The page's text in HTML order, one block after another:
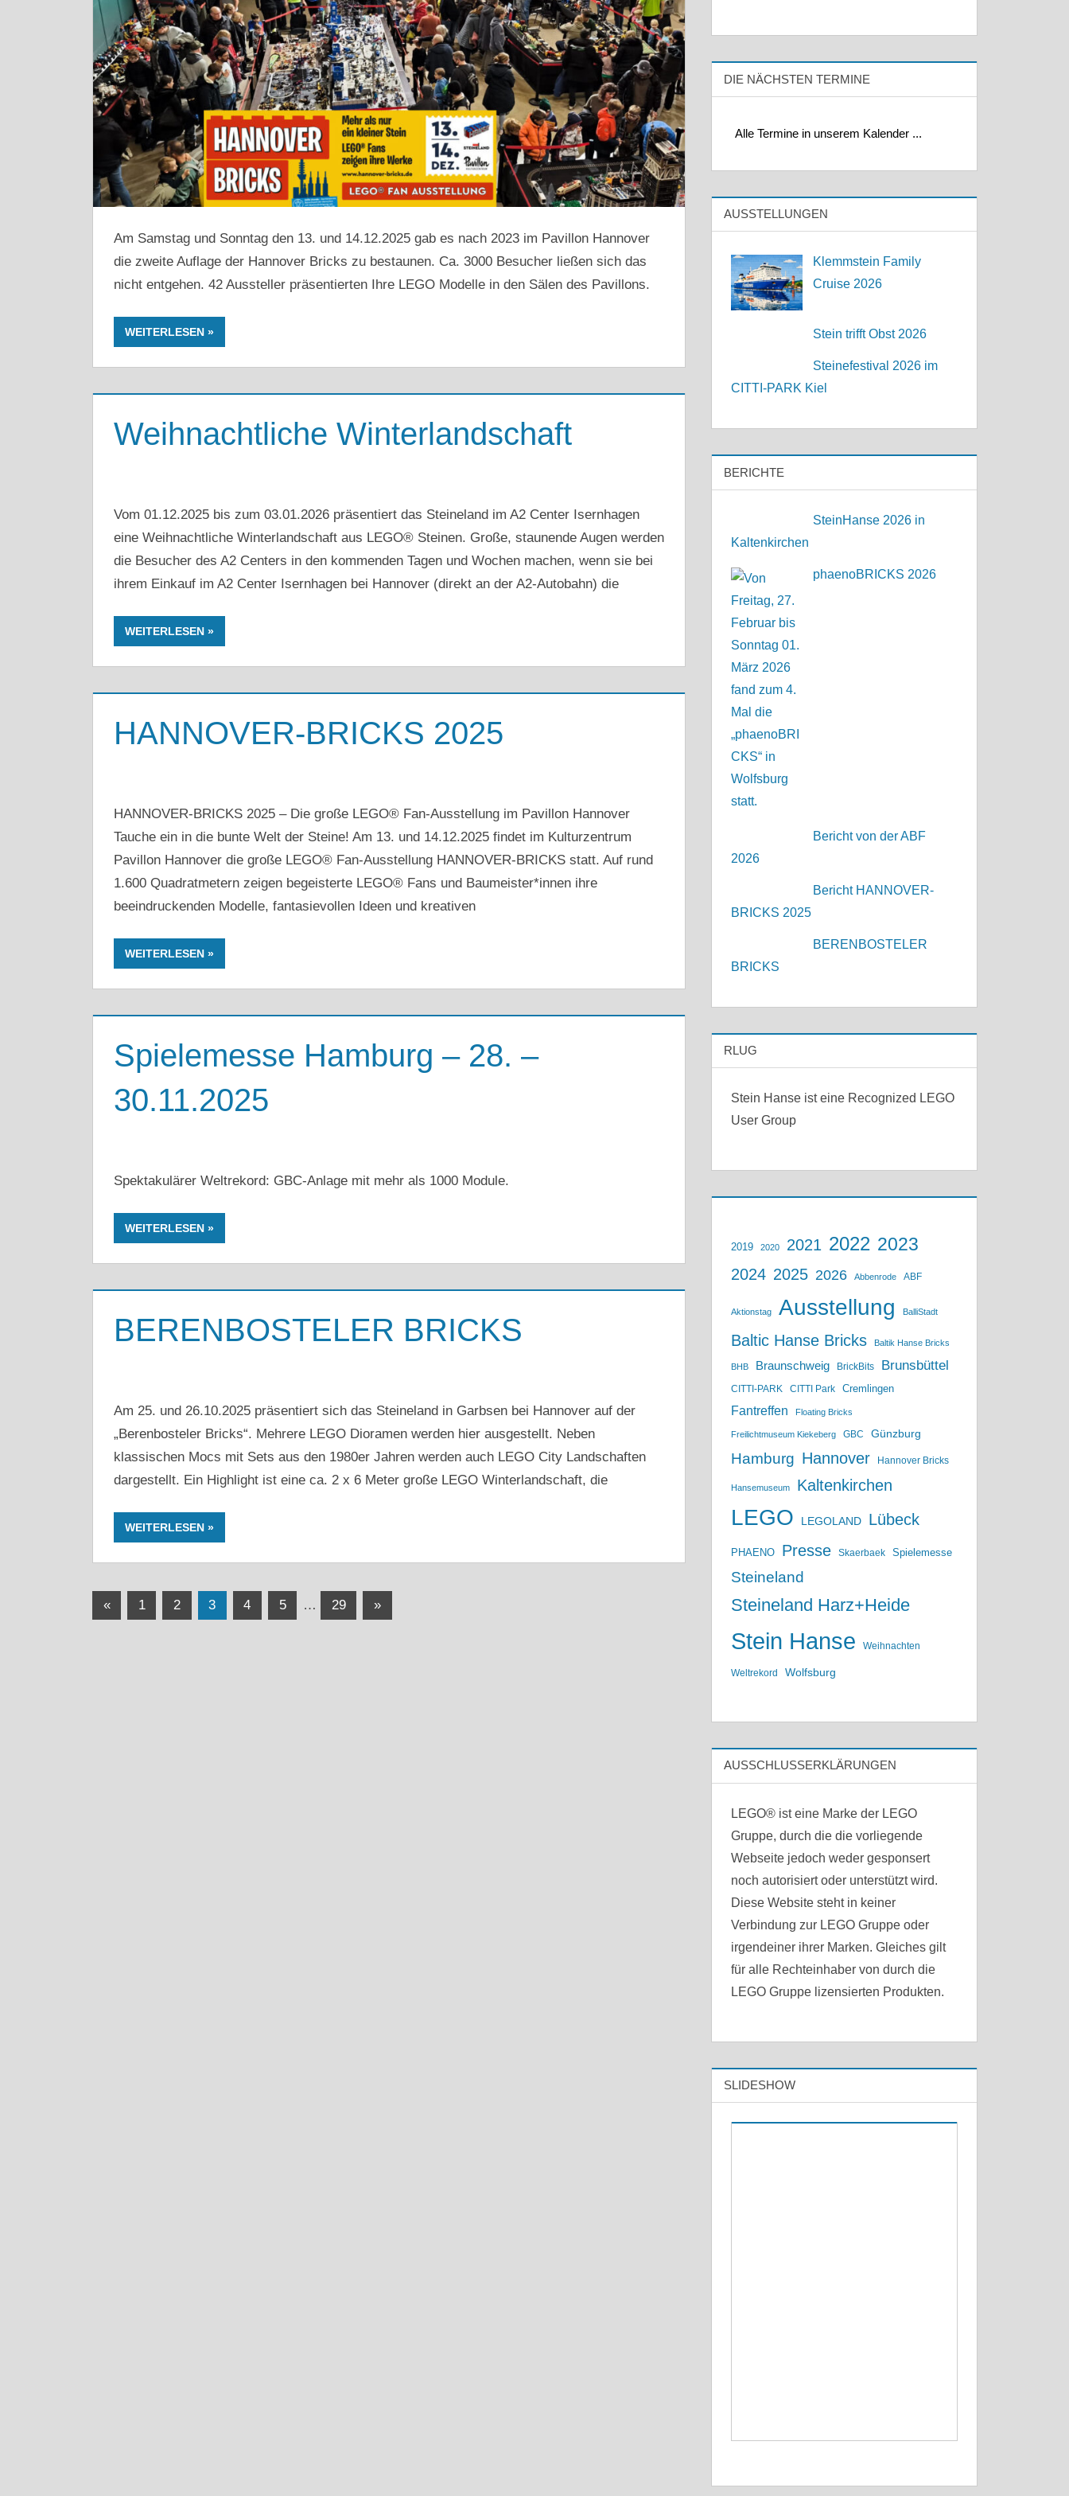
Am Samstag und Sonntag den 13. und 14.12.2025 gab es nach 2023 im Pavillon Hannover
die zweite Auflage der Hannover Bricks zu bestaunen. Ca. 3000 Besucher ließen sich das
nicht entgehen. 42 Aussteller präsentierten Ihre LEGO Modelle in den Sälen des Pavillons.
WEITERLESEN
Weihnachtliche Winterlandschaft
Vom 01.12.2025 bis zum 03.01.2026 präsentiert das Steineland im A2 Center Isernhagen
eine Weihnachtliche Winterlandschaft aus LEGO® Steinen. Große, staunende Augen werden
die Besucher des A2 Centers in den kommenden Tagen und Wochen machen, wenn sie bei
ihrem Einkauf im A2 Center Isernhagen bei Hannover (direkt an der A2-Autobahn) die
WEITERLESEN
HANNOVER-BRICKS 2025
HANNOVER-BRICKS 2025 – Die große LEGO® Fan-Ausstellung im Pavillon Hannover
Tauche ein in die bunte Welt der Steine! Am 13. und 14.12.2025 findet im Kulturzentrum
Pavillon Hannover die große LEGO® Fan-Ausstellung HANNOVER-BRICKS statt. Auf rund
1.600 Quadratmetern zeigen begeisterte LEGO® Fans und Baumeister*innen ihre
beeindruckenden Modelle, fantasievollen Ideen und kreativen
WEITERLESEN
Spielemesse Hamburg – 28. –
30.11.2025
Spektakulärer Weltrekord: GBC-Anlage mit mehr als 1000 Module.
WEITERLESEN
BERENBOSTELER BRICKS
Am 25. und 26.10.2025 präsentiert sich das Steineland in Garbsen bei Hannover auf der
„Berenbosteler Bricks“. Mehrere LEGO Dioramen werden hier ausgestellt. Neben
klassischen Mocs mit Sets aus den 1980er Jahren werden auch LEGO City Landschaften
dargestellt. Ein Highlight ist eine ca. 2 x 6 Meter große LEGO Winterlandschaft, die
WEITERLESEN
Seitennummerierung
«Vorherige
1 2 3 4 5 … 29
Nächste
»
DIE NÄCHSTEN TERMINE
Alle Termine in unserem Kalender ...
AUSSTELLUNGEN
Klemmstein Family
Cruise 2026
Stein trifft Obst 2026
Steinefestival 2026 im
CITTI-PARK Kiel
BERICHTE
SteinHanse 2026 in
Kaltenkirchen
phaenoBRICKS 2026
Bericht von der ABF
2026
Bericht HANNOVER-
BRICKS 2025
BERENBOSTELER
BRICKS
RLUG
Stein Hanse ist eine Recognized LEGO
User Group
2019 2020 2021 2022 2023
2024 2025 2026 Abbenrode ABF
Aktionstag Ausstellung BalliStadt
Baltic Hanse Bricks Baltik Hanse Bricks
BHB Braunschweig BrickBits Brunsbüttel
CITTI-PARK CITTI Park Cremlingen
Fantreffen Floating Bricks
Freilichtmuseum Kiekeberg GBC Günzburg
Hamburg Hannover Hannover Bricks
Hansemuseum Kaltenkirchen
LEGO LEGOLAND Lübeck
PHAENO Presse Skaerbaek Spielemesse
Steineland
Steineland Harz+Heide
Stein Hanse Weihnachten
Weltrekord Wolfsburg
AUSSCHLUSSERKLÄRUNGEN
LEGO® ist eine Marke der LEGO
Gruppe, durch die die vorliegende
Webseite jedoch weder gesponsert
noch autorisiert oder unterstützt wird.
Diese Website steht in keiner
Verbindung zur LEGO Gruppe oder
irgendeiner ihrer Marken. Gleiches gilt
für alle Rechteinhaber von durch die
LEGO Gruppe lizensierten Produkten.
SLIDESHOW